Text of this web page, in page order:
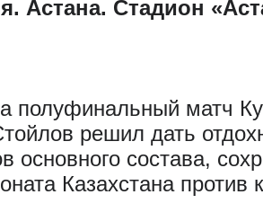
Астана. Стадион
матч
решил дать
основного состава,
Казахстана против